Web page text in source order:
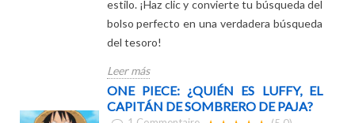
para encontrar fácil y rápidamente una
mochila escolar práctica, cómoda y con
estilo. ¡Haz clic y convierte tu búsqueda del
bolso perfecto en una verdadera búsqueda
del tesoro!
Leer más